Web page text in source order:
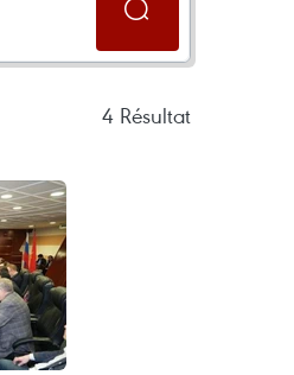
4 Résultat